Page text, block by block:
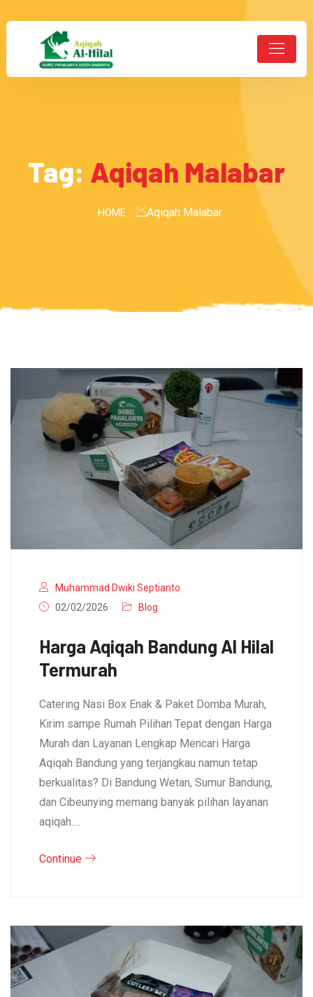
Tag: Aqiqah Malabar
HOME Aqiqah Malabar
Muhammad Dwiki Septianto
02/02/2026
Blog
Harga Aqiqah Bandung Al Hilal
Termurah
Catering Nasi Box Enak & Paket Domba Murah,
Kirim sampe Rumah Pilihan Tepat dengan Harga
Murah dan Layanan Lengkap Mencari Harga
Aqiqah Bandung yang terjangkau namun tetap
berkualitas? Di Bandung Wetan, Sumur Bandung,
dan Cibeunying memang banyak pilihan layanan
aqiqah.…
Continue